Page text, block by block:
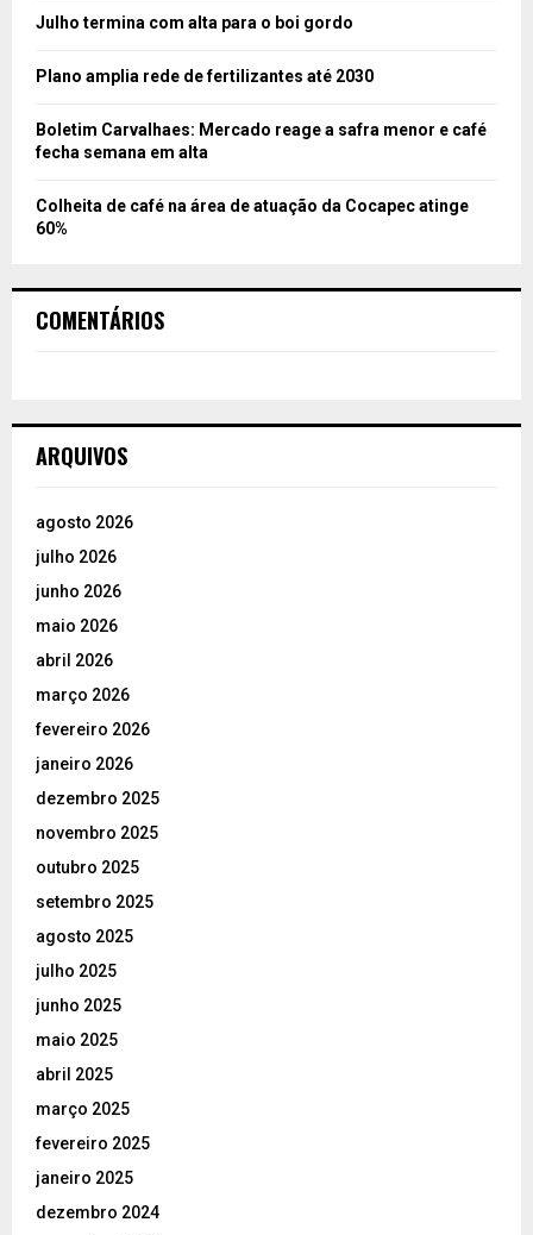
Julho termina com alta para o boi gordo
Plano amplia rede de fertilizantes até 2030
Boletim Carvalhaes: Mercado reage a safra menor e café
fecha semana em alta
Colheita de café na área de atuação da Cocapec atinge
60%
COMENTÁRIOS
ARQUIVOS
agosto 2026
julho 2026
junho 2026
maio 2026
abril 2026
março 2026
fevereiro 2026
janeiro 2026
dezembro 2025
novembro 2025
outubro 2025
setembro 2025
agosto 2025
julho 2025
junho 2025
maio 2025
abril 2025
março 2025
fevereiro 2025
janeiro 2025
dezembro 2024